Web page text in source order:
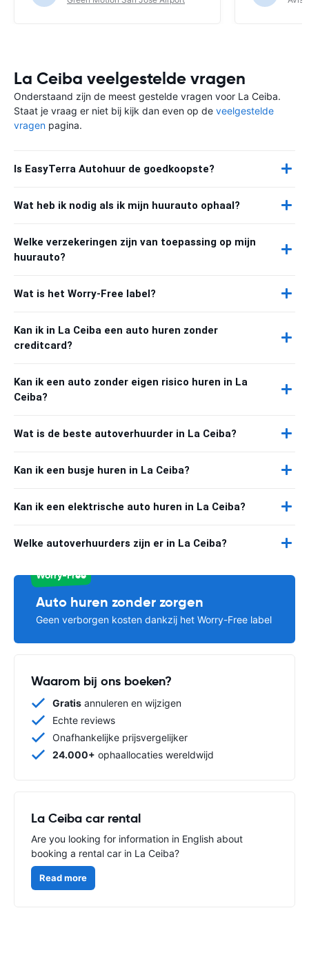
La Ceiba veelgestelde vragen
Onderstaand zijn de meest gestelde vragen voor La Ceiba.
Staat je vraag er niet bij kijk dan even op de veelgestelde
vragen pagina.
Is EasyTerra Autohuur de goedkoopste?
Wat heb ik nodig als ik mijn huurauto ophaal?
Welke verzekeringen zijn van toepassing op mijn
huurauto?
Wat is het Worry-Free label?
Kan ik in La Ceiba een auto huren zonder
creditcard?
Kan ik een auto zonder eigen risico huren in La
Ceiba?
Wat is de beste autoverhuurder in La Ceiba?
Kan ik een busje huren in La Ceiba?
Kan ik een elektrische auto huren in La Ceiba?
Welke autoverhuurders zijn er in La Ceiba?
Worry-Free
Auto huren zonder zorgen
Geen verborgen kosten dankzij het Worry-Free label
Waarom bij ons boeken?
Gratis annuleren en wijzigen
Echte reviews
Onafhankelijke prijsvergelijker
24.000+ ophaallocaties wereldwijd
La Ceiba car rental
Are you looking for information in English about
booking a rental car in La Ceiba?
Read more